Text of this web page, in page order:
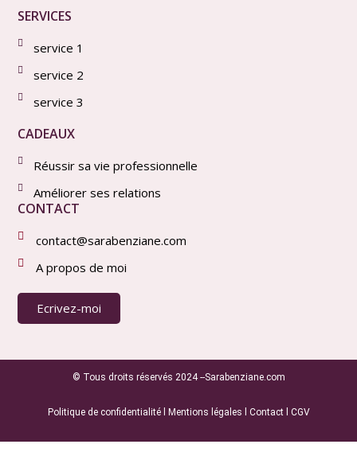
SERVICES
service 1
service 2
service 3
CADEAUX
Réussir sa vie professionnelle
Améliorer ses relations
CONTACT
contact@sarabenziane.com
A propos de moi
Ecrivez-moi
© Tous droits réservés 2024 --Sarabenziane.com
Politique de confidentialitél Mentions légales Contactl CGV